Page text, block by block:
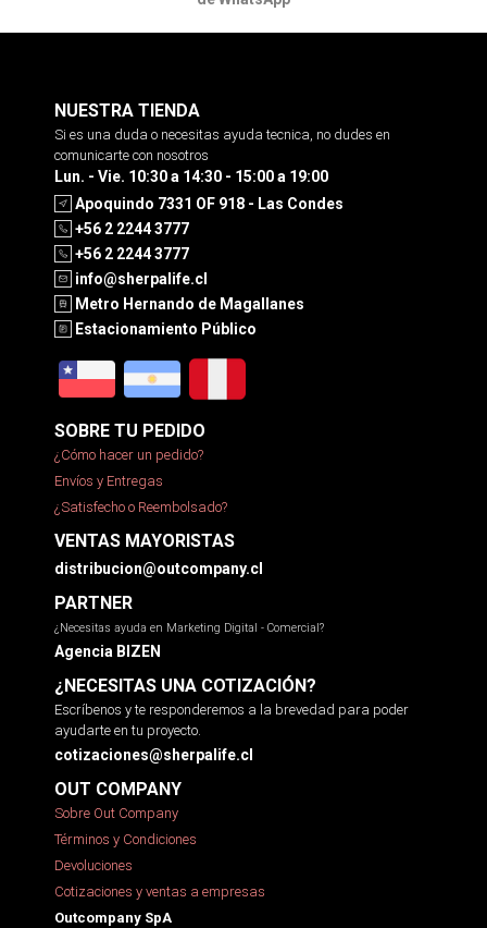
NUESTRA TIENDA
Si es una duda o necesitas ayuda tecnica, no dudes en
comunicarte con nosotros
Lun. - Vie. 10:30 a 14:30 - 15:00 a 19:00
Apoquindo 7331 OF 918 - Las Condes
+56 2 2244 3777
+56 2 2244 3777
info@sherpalife.cl
Metro Hernando de Magallanes
Estacionamiento Público
SOBRE TU PEDIDO
¿Cómo hacer un pedido?
Envíos y Entregas
¿Satisfecho o Reembolsado?
VENTAS MAYORISTAS
distribucion@outcompany.cl
PARTNER
¿Necesitas ayuda en Marketing Digital - Comercial?
Agencia BIZEN
¿NECESITAS UNA COTIZACIÓN?
Escríbenos y te responderemos a la brevedad para poder
ayudarte en tu proyecto.
cotizaciones@sherpalife.cl
OUT COMPANY
Sobre Out Company
Términos y Condiciones
Devoluciones
Cotizaciones y ventas a empresas
Outcompany SpA